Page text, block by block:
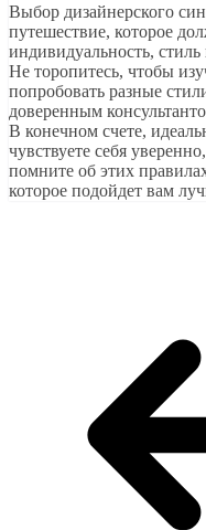
Выбор дизайнерского
путешествие, которое
индивидуальность,
Не торопитесь, чтобы
попробовать разные
доверенным
В конечном счете,
чувствуете себя
помните об этих
которое подойдет вам